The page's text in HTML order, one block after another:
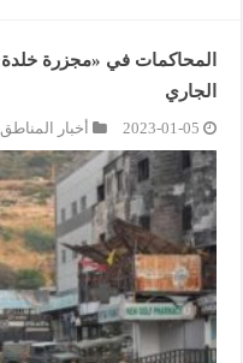
الجاري
2023-01-05 أخبار المناطق